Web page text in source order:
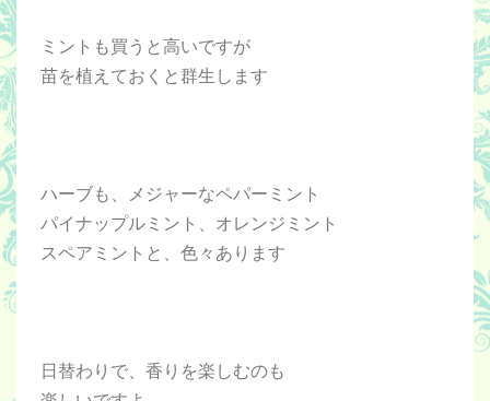
ミントも買うと高いですが
苗を植えておくと群生します
ハーブも、メジャーなペパーミント
パイナップルミント、オレンジミント
スペアミントと、色々あります
日替わりで、香りを楽しむのも